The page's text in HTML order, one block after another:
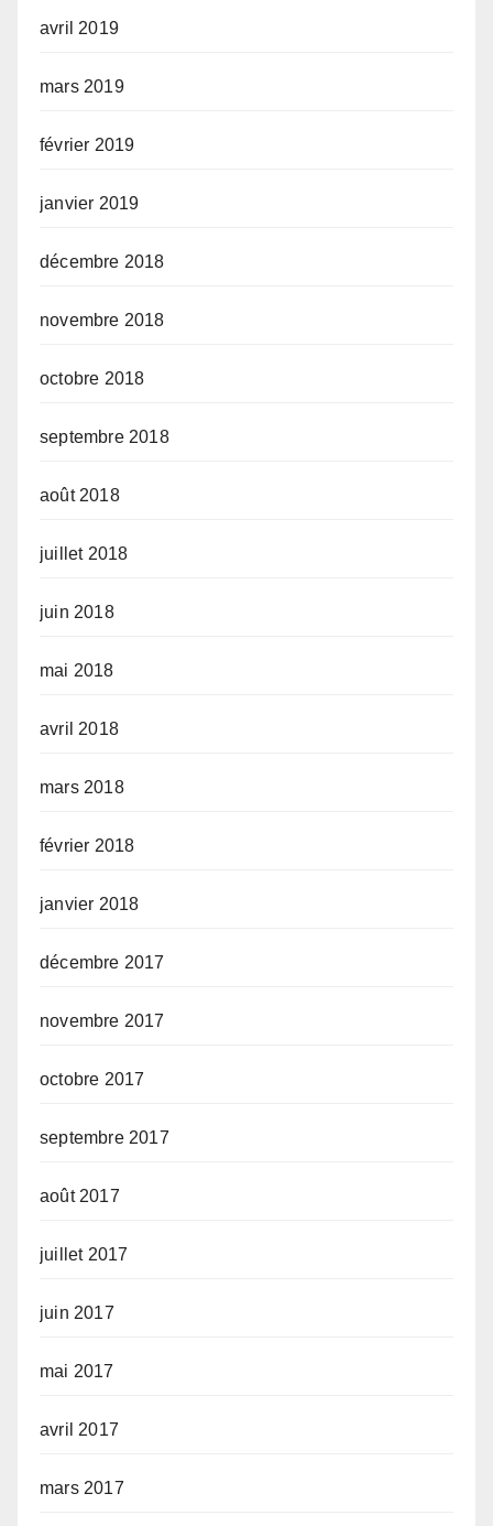
avril 2019
mars 2019
février 2019
janvier 2019
décembre 2018
novembre 2018
octobre 2018
septembre 2018
août 2018
juillet 2018
juin 2018
mai 2018
avril 2018
mars 2018
février 2018
janvier 2018
décembre 2017
novembre 2017
octobre 2017
septembre 2017
août 2017
juillet 2017
juin 2017
mai 2017
avril 2017
mars 2017